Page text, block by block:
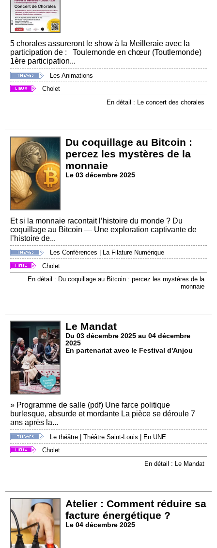
5 chorales assureront le show à la Meilleraie avec la
participation de : Toulemonde en chœur (Toutlemonde)
1ère participation...
Les Animations
Cholet
En détail : Le concert des chorales
Du coquillage au Bitcoin :
percez les mystères de la
monnaie
Le 03 décembre 2025
Et si la monnaie racontait l’histoire du monde ? Du
coquillage au Bitcoin — Une exploration captivante de
l’histoire de...
Les Conférences
La Filature Numérique
Cholet
En détail : Du coquillage au Bitcoin : percez les mystères de la
monnaie
Le Mandat
Du 03 décembre 2025 au 04 décembre
2025
En partenariat avec le Festival d'Anjou
» Programme de salle (pdf) Une farce politique
burlesque, absurde et mordante La pièce se déroule 7
ans après la...
Le théâtre |Théâtre Saint-Louis
En UNE
Cholet
En détail : Le Mandat
Atelier : Comment réduire sa
facture énergétique ?
Le 04 décembre 2025